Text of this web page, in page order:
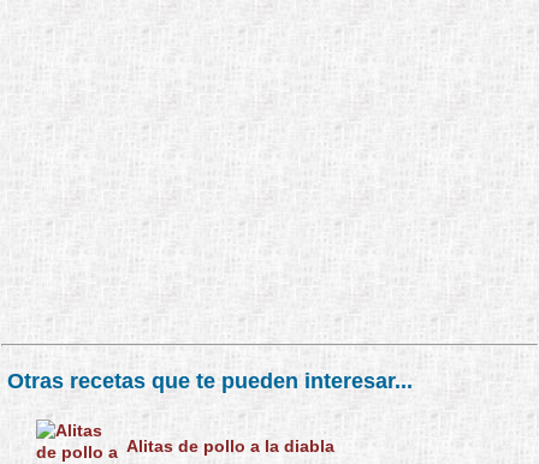
Otras recetas que te pueden interesar...
Alitas de pollo a la diabla